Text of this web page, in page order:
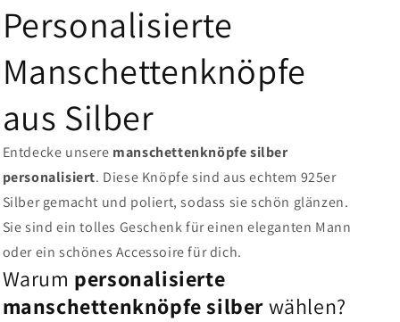
Personalisierte
Manschettenknöpfe
aus Silber
Entdecke unsere manschettenknöpfe silber
personalisiert. Diese Knöpfe sind aus echtem 925er
Silber gemacht und poliert, sodass sie schön glänzen.
Sie sind ein tolles Geschenk für einen eleganten Mann
oder ein schönes Accessoire für dich.
Warum personalisierte
manschettenknöpfe silberwählen?